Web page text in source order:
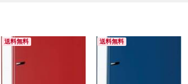
送料無料 送料無料